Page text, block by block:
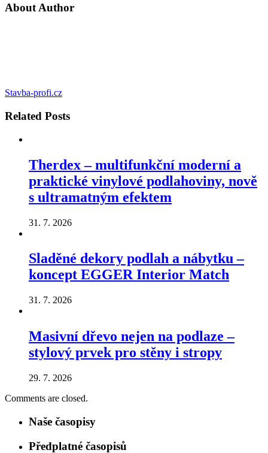
About Author
Stavba-profi.cz
Related Posts
Therdex – multifunkční moderní a
praktické vinylové podlahoviny, nově
s ultramatným efektem
31. 7. 2026
Sladěné dekory podlah a nábytku –
koncept EGGER Interior Match
31. 7. 2026
Masivní dřevo nejen na podlaze –
stylový prvek pro stěny i stropy
29. 7. 2026
Comments are closed.
Naše časopisy
Předplatné časopisů